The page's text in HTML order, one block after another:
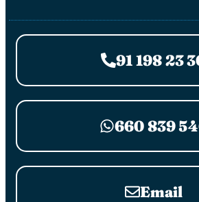
91 198 23
660 839
Email